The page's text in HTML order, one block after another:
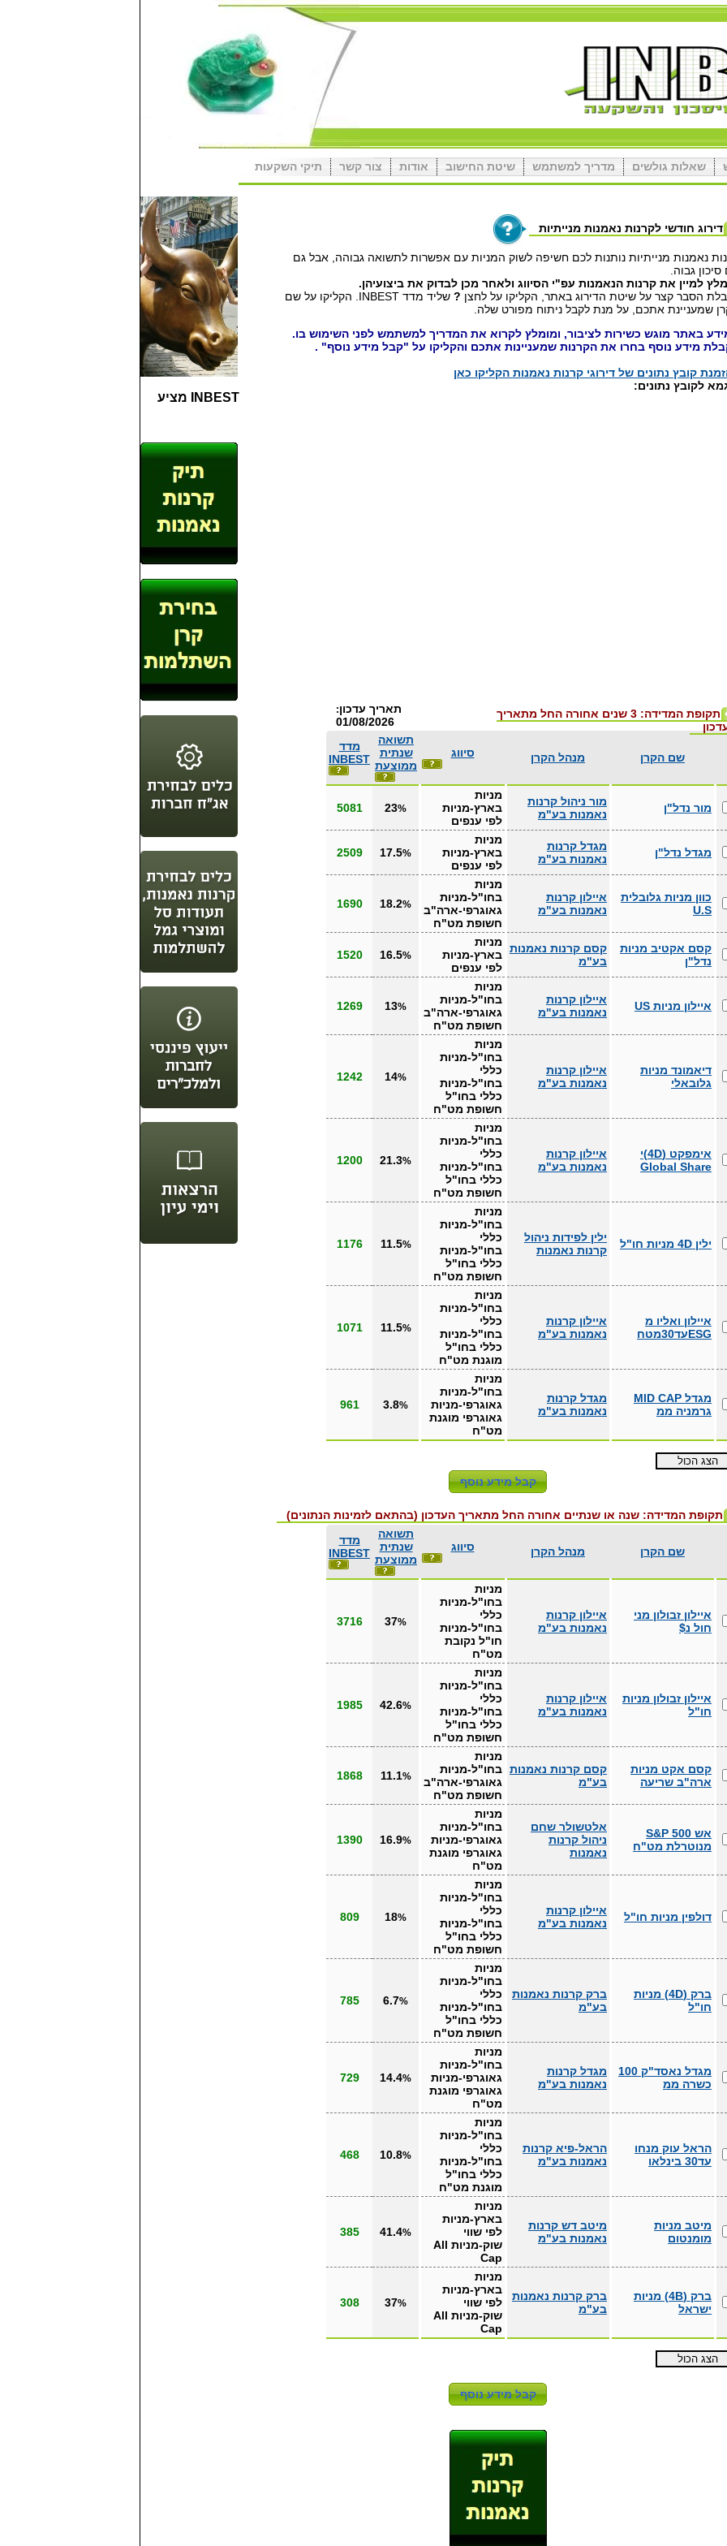
שאלות גולשים מדריך למשתמש שיטת החישוב אודות צור קשר תיקי השקעות
דירוג חודשי לקרנות נאמנות מנייתיות
נאמנות מנייתיות נותנות לכם חשיפה לשוק המניות עם אפשרות לתשואה גבוהה, אבל גם
גבוה.
למיין את קרנות הנאמנות עפ"י הסיווג ולאחר מכן לבדוק את ביצועיהן.
הסבר קצר על שיטת הדירוג באתר, הקליקו על לחצן ?
שליד מדד INBEST. הקליקו על שם
שמעניינת אתכם, על מנת לקבל ניתוח מפורט שלה.
באתר מוגש כשירות לציבור, ומומלץ לקרוא את המדריך למשתמש לפני השימוש בו.
מידע נוסף בחרו את הקרנות שמעניינות אתכם והקליקו על "קבל מידע נוסף" .
קובץ נתונים של דירוגי קרנות נאמנות הקליקו כאן
לקובץ נתונים:
תקופת המדידה: 3 שנים אחורה החל מתאריך
תאריך עדכון:
01/08/2026
שם הקרן מנהל הקרן סיווג
תשואה
שנתית
ממוצעת
מדד
INBEST
מור נדל"ן
מור ניהול קרנות
נאמנות בע"מ
מניות
בארץ-מניות
לפי ענפים
23%
5081
מגדל נדל"ן
מגדל קרנות
נאמנות בע"מ
מניות
בארץ-מניות
לפי ענפים
17.5%
2509
כוון מניות גלובלית
U.S
איילון קרנות
נאמנות בע"מ
מניות
בחו"ל-מניות
גאוגרפי-ארה"ב
חשופת מט"ח
18.2%
1690
קסם אקטיב מניות
נדל"ן
קסם קרנות נאמנות
בע"מ
מניות
בארץ-מניות
לפי ענפים
16.5%
1520
איילון מניות US
איילון קרנות
נאמנות בע"מ
מניות
בחו"ל-מניות
גאוגרפי-ארה"ב
חשופת מט"ח
13%
1269
דיאמונד מניות
גלובאלי
איילון קרנות
נאמנות בע"מ
מניות
בחו"ל-מניות
כללי
בחו"ל-מניות
כללי בחו"ל
חשופת מט"ח
14%
1242
אימפקט (4D)י
Global Share
איילון קרנות
נאמנות בע"מ
מניות
בחו"ל-מניות
כללי
בחו"ל-מניות
כללי בחו"ל
חשופת מט"ח
21.3%
1200
ילין 4D מניות חו"ל
ילין לפידות ניהול
קרנות נאמנות
מניות
בחו"ל-מניות
כללי
בחו"ל-מניות
כללי בחו"ל
חשופת מט"ח
11.5%
1176
איילון ואליו מ
ESGעד30מטח
איילון קרנות
נאמנות בע"מ
מניות
בחו"ל-מניות
כללי
בחו"ל-מניות
כללי בחו"ל
מוגנת מט"ח
11.5%
1071
מגדל MID CAP
גרמניה ממ
מגדל קרנות
נאמנות בע"מ
מניות
בחו"ל-מניות
גאוגרפי-מניות
גאוגרפי מוגנת
מט"ח
3.8%
961
תקופת המדידה: שנה או שנתיים אחורה החל מתאריך העדכון (בהתאם לזמינות הנתונים)
שם הקרן מנהל הקרן סיווג
תשואה
שנתית
ממוצעת
מדד
INBEST
איילון זבולון מני
חול נ$
איילון קרנות
נאמנות בע"מ
מניות
בחו"ל-מניות
כללי
בחו"ל-מניות
חו"ל נקובת
מט"ח
37%
3716
איילון זבולון מניות
חו"ל
איילון קרנות
נאמנות בע"מ
מניות
בחו"ל-מניות
כללי
בחו"ל-מניות
כללי בחו"ל
חשופת מט"ח
42.6%
1985
קסם אקט מניות
ארה"ב שריעה
קסם קרנות נאמנות
בע"מ
מניות
בחו"ל-מניות
גאוגרפי-ארה"ב
חשופת מט"ח
11.1%
1868
אש S&P 500
מנוטרלת מט"ח
אלטשולר שחם
ניהול קרנות
נאמנות
מניות
בחו"ל-מניות
גאוגרפי-מניות
גאוגרפי מוגנת
מט"ח
16.9%
1390
דולפין מניות חו"ל
איילון קרנות
נאמנות בע"מ
מניות
בחו"ל-מניות
כללי
בחו"ל-מניות
כללי בחו"ל
חשופת מט"ח
18%
809
ברק (4D) מניות
חו"ל
ברק קרנות נאמנות
בע"מ
מניות
בחו"ל-מניות
כללי
בחו"ל-מניות
כללי בחו"ל
חשופת מט"ח
6.7%
785
מגדל נאסד"ק 100
כשרה ממ
מגדל קרנות
נאמנות בע"מ
מניות
בחו"ל-מניות
גאוגרפי-מניות
גאוגרפי מוגנת
מט"ח
14.4%
729
הראל עוק מנחו
עד30 בינלאו
הראל-פיא קרנות
נאמנות בע"מ
מניות
בחו"ל-מניות
כללי
בחו"ל-מניות
כללי בחו"ל
מוגנת מט"ח
10.8%
468
מיטב מניות
מומנטום
מיטב דש קרנות
נאמנות בע"מ
מניות
בארץ-מניות
לפי שווי
שוק-מניות All
Cap
41.4%
385
ברק (4B) מניות
ישראל
ברק קרנות נאמנות
בע"מ
מניות
בארץ-מניות
לפי שווי
שוק-מניות All
Cap
37%
308
INBEST מציע